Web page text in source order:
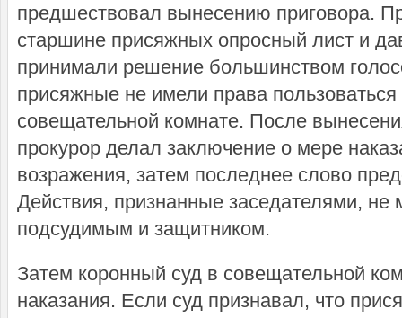
предшествовал вынесению приговора.
старшине присяжных опросный лист и
принимали решение большинством
присяжные не имели права
совещательной комнате. После
прокурор делал заключение о мере
возражения, затем последнее слово
Действия, признанные заседателями, не
подсудимым и защитником.
Затем коронный суд в совещательной
наказания. Если суд признавал, что